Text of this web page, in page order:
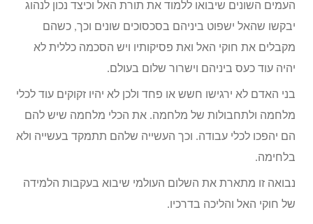
העמים השונים שיבואו ללמוד את תורת האל וכיצד נכון לנהוג
יבקשו שהאל ישפוט ביניהם בסכסוכים שונים וכך, כשהם
מקבלים את חוקי האל ואת פסיקותיו ויש הסכמה כללית לא
יהיה עוד כעס ביניהם וישרור שלום בעולם.
בני האדם לא ירגישו חשש או פחד ולכן לא יהיו זקוקים עוד לכלי
מלחמה ולתחבולות של מלחמה. את הכלי מלחמה שיש להם
הם יהפכו לכלי עבודה. וכך העשייה שלהם תתמקד בעשייה ולא
בלחימה.
נבואה זו מתארת את השלום העולמי שיבוא בעקבות הלמידה
של חוקי האל והליכה בדרכיו.